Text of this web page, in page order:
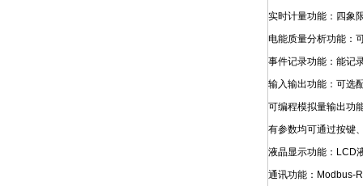
实时计量功能：四象
电能质量分析功能：
事件记录功能：能记
输入输出功能：可选
可编程模拟量输出功
有参数均可通过按键
液晶显示功能：LCD
通讯功能：Modbus-